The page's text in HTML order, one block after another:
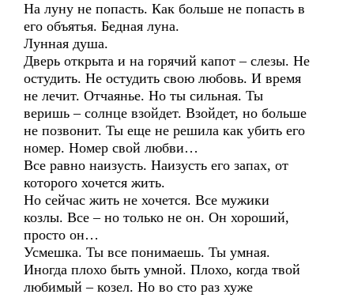
На луну не попасть. Как больше не попасть в
его объятья. Бедная луна.
Лунная душа.
Дверь открыта и на горячий капот – слезы. Не
остудить. Не остудить свою любовь. И время
не лечит. Отчаянье. Но ты сильная. Ты
веришь – солнце взойдет. Взойдет, но больше
не позвонит. Ты еще не решила как убить его
номер. Номер свой любви…
Все равно наизусть. Наизусть его запах, от
которого хочется жить.
Но сейчас жить не хочется. Все мужики
козлы. Все – но только не он. Он хороший,
просто он…
Усмешка. Ты все понимаешь. Ты умная.
Иногда плохо быть умной. Плохо, когда твой
любимый – козел. Но во сто раз хуже